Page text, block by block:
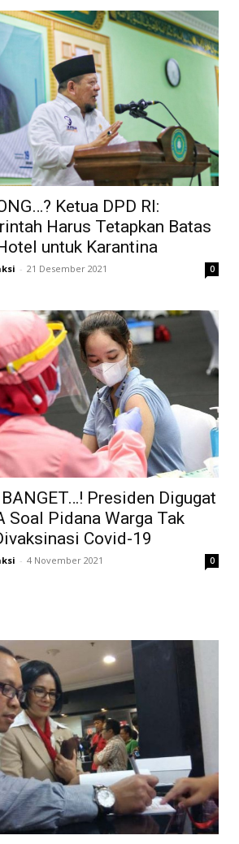
Ketua DPD RI:
Harus Tetapkan Batas
untuk Karantina
- 21 Desember 2021 0
Presiden Digugat
Soal Pidana Warga Tak
Covid-19
- 4 November 2021 0